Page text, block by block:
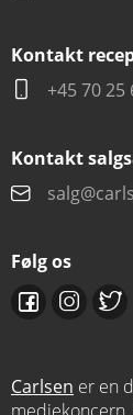
Kontakt
+45 70 25
Kontakt
Følg os
Carlsen er en